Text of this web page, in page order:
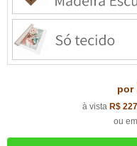
por
à vista R$
ou em